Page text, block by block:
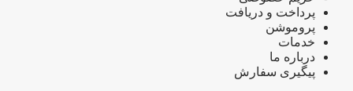
پرداخت و دریافت
پروموشن
خدمات
درباره ما
پیگیری سفارش